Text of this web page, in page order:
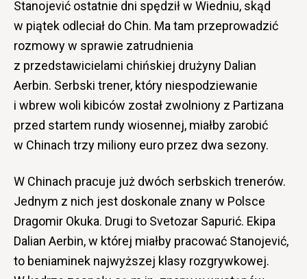
Stanojević ostatnie dni spędził w Wiedniu, skąd
w piątek odleciał do Chin. Ma tam przeprowadzić
rozmowy w sprawie zatrudnienia
z przedstawicielami chińskiej drużyny Dalian
Aerbin. Serbski trener, który niespodziewanie
i wbrew woli kibiców został zwolniony z Partizana
przed startem rundy wiosennej, miałby zarobić
w Chinach trzy miliony euro przez dwa sezony.
W Chinach pracuje już dwóch serbskich trenerów.
Jednym z nich jest doskonale znany w Polsce
Dragomir Okuka. Drugi to Svetozar Sapurić. Ekipa
Dalian Aerbin, w której miałby pracować Stanojević,
to beniaminek najwyższej klasy rozgrywkowej.